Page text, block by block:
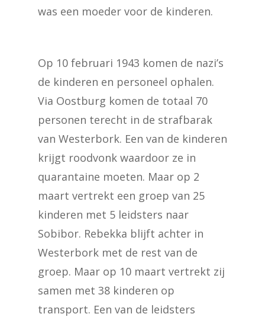
was een moeder voor de kinderen.
Op 10 februari 1943 komen de nazi’s
de kinderen en personeel ophalen.
Via Oostburg komen de totaal 70
personen terecht in de strafbarak
van Westerbork. Een van de kinderen
krijgt roodvonk waardoor ze in
quarantaine moeten. Maar op 2
maart vertrekt een groep van 25
kinderen met 5 leidsters naar
Sobibor. Rebekka blijft achter in
Westerbork met de rest van de
groep. Maar op 10 maart vertrekt zij
samen met 38 kinderen op
transport. Een van de leidsters